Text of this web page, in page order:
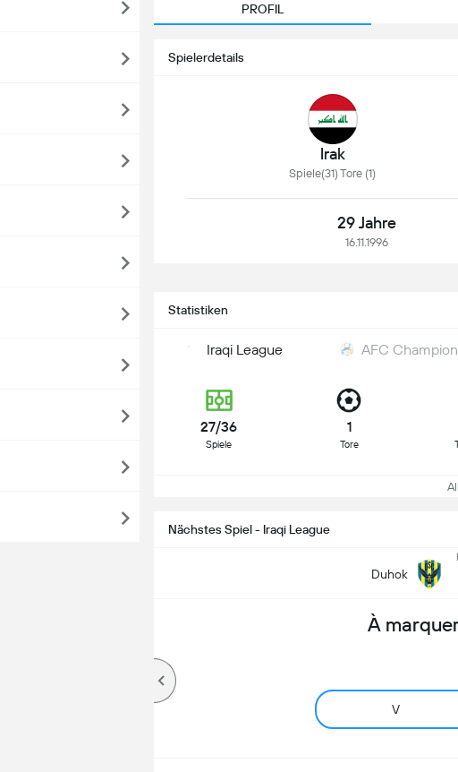
PROFIL
Spielerdetails
Irak
Spiele(31) Tore (1)
29 Jahre
16.11.1996
Statistiken
Iraqi League AFC
27/36
Spiele
1
Tore
Nächstes Spiel - Iraqi League
Duhok
À
V